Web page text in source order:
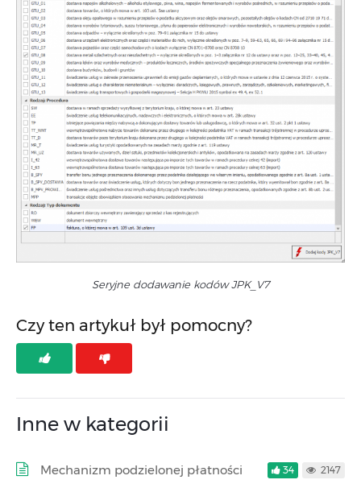
Seryjne dodawanie kodów JPK_V7
Czy ten artykuł był pomocny?
Inne w kategorii
Mechanizm podzielonej płatności 34 2147